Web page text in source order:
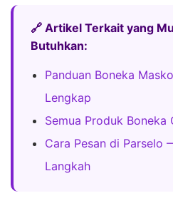
🔗 Artikel Terkait yang
Butuhkan:
Panduan Boneka
Lengkap
Semua Produk Boneka
Cara Pesan di Parselo
Langkah